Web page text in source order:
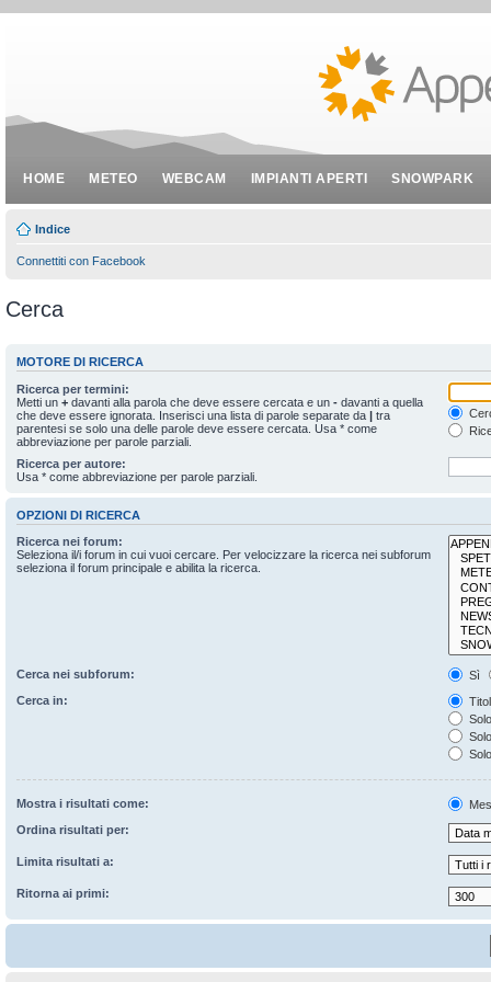
HOME METEO WEBCAM IMPIANTI APERTI SNOWPARK
Indice
Connettiti con Facebook
Cerca
MOTORE DI RICERCA
Ricerca per termini:
Metti un + davanti alla parola che deve essere cercata e un - davanti a quella
che deve essere ignorata. Inserisci una lista di parole separate da | tra
parentesi se solo una delle parole deve essere cercata. Usa * come
abbreviazione per parole parziali.
Ricerca per autore:
Usa * come abbreviazione per parole parziali.
OPZIONI DI RICERCA
Ricerca nei forum:
Seleziona il/i forum in cui vuoi cercare. Per velocizzare la ricerca nei subforum
seleziona il forum principale e abilita la ricerca.
Cerca nei subforum:
Sì
Cerca in:
Mostra i risultati come:
Ordina risultati per:
Limita risultati a:
Ritorna ai primi: